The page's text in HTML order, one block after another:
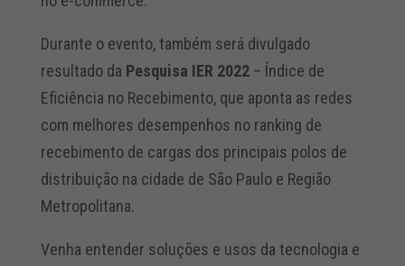
Durante o evento, também será divulgado
resultado da Pesquisa IER 2022– Índice de
Eficiência no Recebimento, que aponta as redes
com melhores desempenhos no ranking de
recebimento de cargas dos principais polos de
distribuição na cidade de São Paulo e Região
Metropolitana.
Venha entender soluções e usos da tecnologia e